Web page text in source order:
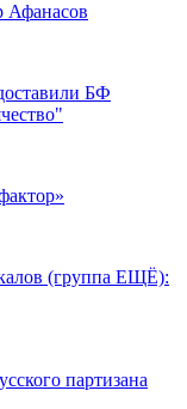
Афанасов
БФ
(группа ЕЩЁ):
партизана